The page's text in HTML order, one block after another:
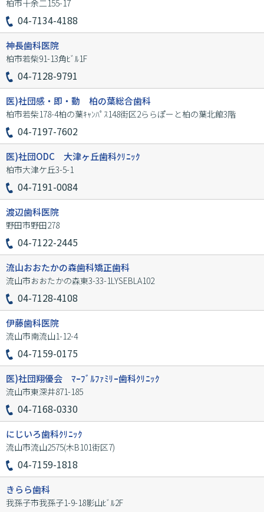
柏市十余二155-17
04-7134-4188
神長歯科医院
柏市若柴91-13角ﾋﾞﾙ1F
04-7128-9791
医)社団感・即・動 柏の葉総合歯科
柏市若柴178-4柏の葉ｷｬﾝﾊﾟｽ148街区2ららぽーと柏の葉北館3階
04-7197-7602
医)社団ODC 大津ヶ丘歯科ｸﾘﾆｯｸ
柏市大津ケ丘3-5-1
04-7191-0084
渡辺歯科医院
野田市野田278
04-7122-2445
流山おおたかの森歯科矯正歯科
流山市おおたかの森東3-33-1LYSEBLA102
04-7128-4108
伊藤歯科医院
流山市南流山1-12-4
04-7159-0175
医)社団翔優会 ﾏｰﾌﾞﾙﾌｧﾐﾘｰ歯科ｸﾘﾆｯｸ
流山市東深井871-185
04-7168-0330
にじいろ歯科ｸﾘﾆｯｸ
流山市流山2575(木B101街区7)
04-7159-1818
きらら歯科
我孫子市我孫子1-9-18影山ﾋﾞﾙ2F